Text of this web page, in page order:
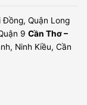
Đồng, Quận Long
9 Cần Thơ –
Ninh Kiều, Cần